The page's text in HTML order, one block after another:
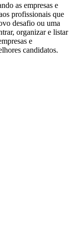
as empresas e
profissionais que
desafio ou uma
organizar e listar
e
candidatos.